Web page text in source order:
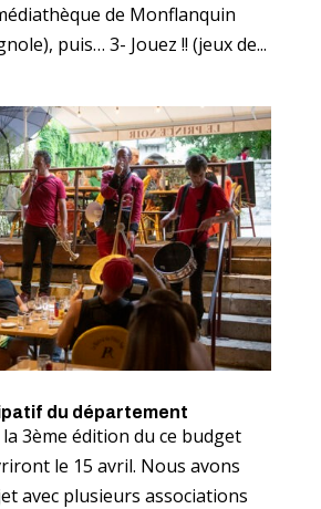
de Monflanquin
puis… 3- Jouez !! (jeux de...
du département
3ème édition du ce budget
le 15 avril. Nous avons
avec plusieurs associations